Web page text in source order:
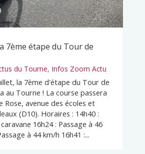
7ème étape du Tour de
du Tourne, Infos Zoom Actu
la 7ème d'étape du Tour de
au Tourne ! La course passera
Rose, avenue des écoles et
(D10). Horaires : 14h40 :
16h24 : Passage à 46
à 44 km/h 16h41 :...